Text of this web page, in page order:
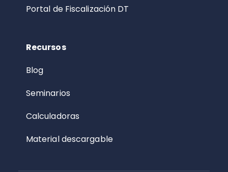
Portal de Fiscalización DT
Recursos
Blog
Seminarios
Calculadoras
Material descargable